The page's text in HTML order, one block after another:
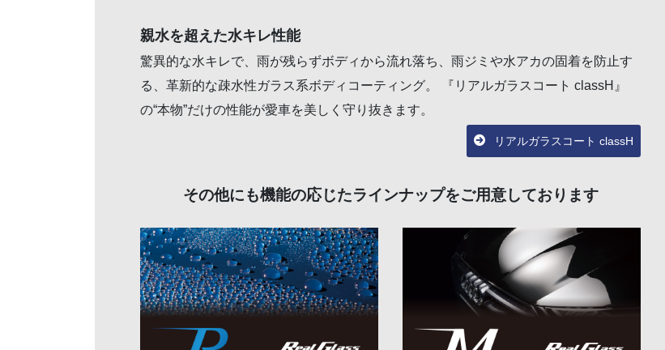
親水を超えた水キレ性能
驚異的な水キレで、雨が残らずボディから流れ落ち、雨ジミや水アカの固着を防止す
る、革新的な疎水性ガラス系ボディコーティング。 『リアルガラスコート classH』
の“本物”だけの性能が愛車を美しく守り抜きます。
リアルガラスコート classH
その他にも機能の応じたラインナップをご用意しております